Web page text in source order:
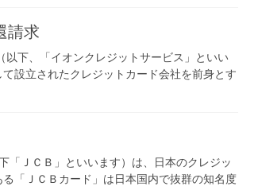
請求
下、「イオンクレジットサービス」といい
設立されたクレジットカード会社を前身とす
「ＪＣＢ」といいます）は、日本のクレジッ
「ＪＣＢカード」は日本国内で抜群の知名度